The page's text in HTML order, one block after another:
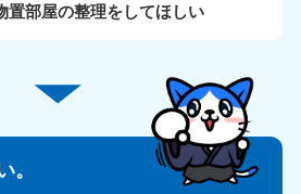
置部屋の整理をしてほしい
。